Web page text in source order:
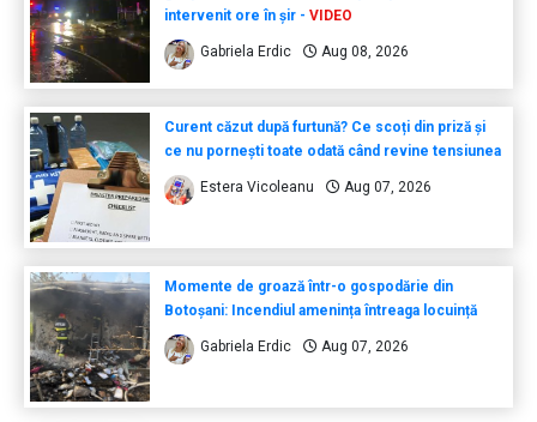
intervenit ore în șir - VIDEO
Gabriela Erdic Aug 08, 2026
Curent căzut după furtună? Ce scoți din priză și
ce nu pornești toate odată când revine tensiunea
Estera Vicoleanu Aug 07, 2026
Momente de groază într-o gospodărie din
Botoșani: Incendiul amenința întreaga locuință
Gabriela Erdic Aug 07, 2026